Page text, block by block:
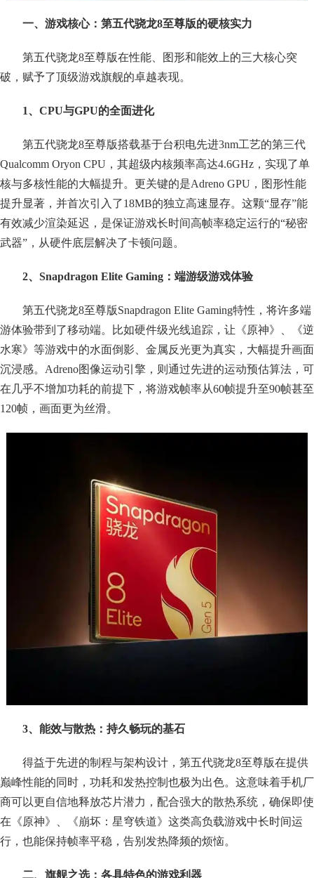
一、游戏核心：第五代骁龙8至尊版的硬核实力
第五代骁龙8至尊版在性能、图形和能效上的三大核心突
破，赋予了顶级游戏旗舰的卓越表现。
1、CPU与GPU的全面进化
第五代骁龙8至尊版搭载基于台积电先进3nm工艺的第三代
Qualcomm Oryon CPU，其超级内核频率高达4.6GHz，实现了单
核与多核性能的大幅提升。更关键的是Adreno GPU，图形性能
提升显著，并首次引入了18MB的独立高速显存。这颗“显存”能
有效减少渲染延迟，是保证游戏长时间高帧率稳定运行的“秘密
武器”，从硬件底层解决了卡顿问题。
2、Snapdragon Elite Gaming：端游级游戏体验
第五代骁龙8至尊版Snapdragon Elite Gaming特性，将许多端
游体验带到了移动端。比如硬件级光线追踪，让《原神》、《逆
水寒》等游戏中的水面倒影、金属反光更为真实，大幅提升画面
沉浸感。Adreno图像运动引擎，则通过先进的运动预估算法，可
在几乎不增加功耗的前提下，将游戏帧率从60帧提升至90帧甚至
120帧，画面更为丝滑。
3、能效与散热：持久畅玩的基石
得益于先进的制程与架构设计，第五代骁龙8至尊版在提供
巅峰性能的同时，功耗和发热控制也极为出色。这意味着手机厂
商可以更自信地释放芯片潜力，配合强大的散热系统，确保即使
在《原神》、《崩坏：星穹铁道》这类高负载游戏中长时间运
行，也能保持帧率平稳，告别发热降频的烦恼。
二、旗舰之选：各具特色的游戏利器